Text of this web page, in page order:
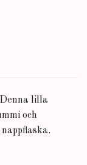
lilla
och